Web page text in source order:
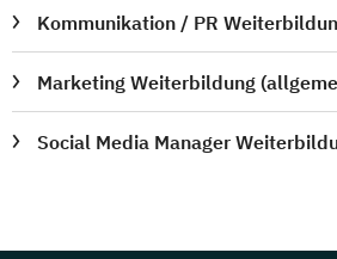
Kommunikation / PR
Marketing Weiterbildung
Social Media Manager